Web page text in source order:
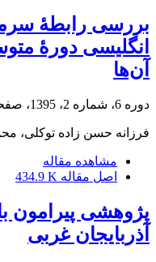
بررسی رابطۀ
انگلیسی دورۀ
آن‌ها
دوره 6، شماره 2، 1395، صفحه
فرزانه حسن زاده توکلی،
مشاهده مقاله
اصل مقاله 434.9 K
پژوهشی پیرامون
آذربایجان غربی